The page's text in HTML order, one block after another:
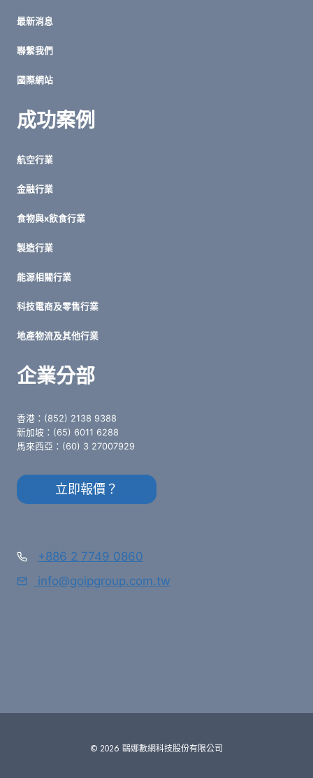
最新消息
聯繫我們
國際網站
成功案例
航空行業
金融行業
食物與x飲食行業
製造行業
能源相關行業
科技電商及零售行業
地產物流及其他行業
企業分部
香港：(852) 2138 9388
新加坡：(65) 6011 6288
馬來西亞：(60) 3 27007929
立即報價？
+886 2 7749 0860
info@goipgroup.com.tw
© 2026 鷗娜數網科技股份有限公司